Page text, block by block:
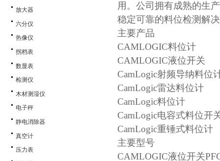
放大器
六分仪
热像仪
拐档表
数显表
检测仪
木材测湿仪
电子秤
静电消除器
真空计
压力表
用。公司拥有成熟的生
稳定可靠的料位检测解
主要产品
CAMLOGIC料位计
CAMLOGIC液位开关
CamLogic射频导纳料位
CamLogic雷达料位计
CamLogic料位计
CamLogic电容式料位开
CamLogic重锤式料位计
主要型号
CAMLOGIC液位开关